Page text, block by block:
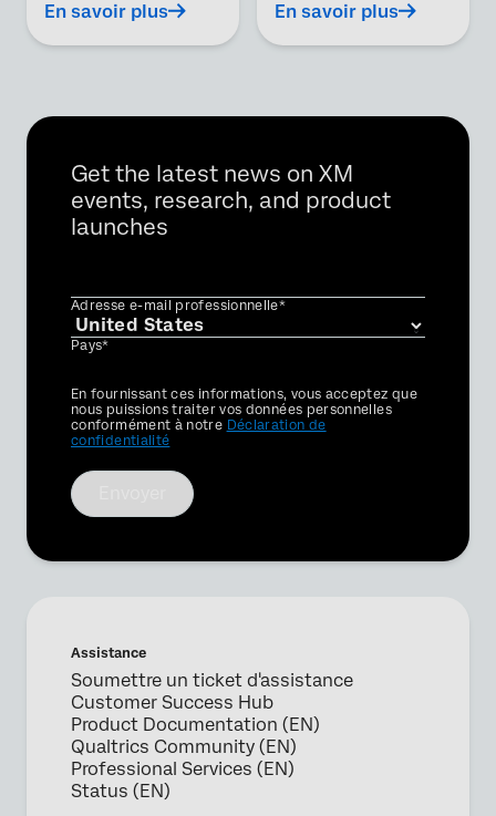
En savoir plus En savoir plus
Get the latest news on XM
events, research, and product
launches
Adresse e-mail professionnelle*
Pays*
Privacy
Optin
En fournissant ces informations, vous acceptez que
nous puissions traiter vos données personnelles
conformément à notre Déclaration de
confidentialité
Assistance
Soumettre un ticket d'assistance
Customer Success Hub
Product Documentation (EN)
Qualtrics Community (EN)
Professional Services (EN)
Status (EN)